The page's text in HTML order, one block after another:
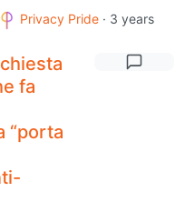
Privacy Pride· 3 years
fa
“porta